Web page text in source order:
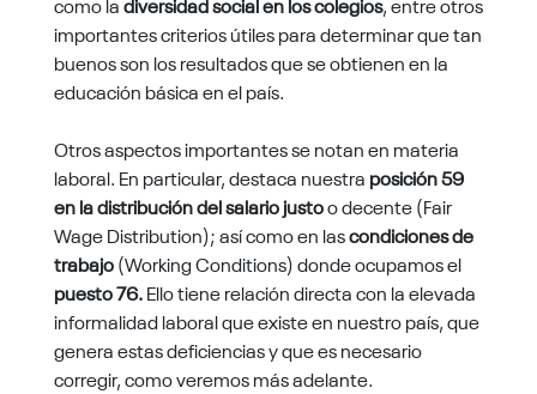
importantes criterios útiles para determinar que tan
buenos son los resultados que se obtienen en la
educación básica en el país.
Otros aspectos importantes se notan en materia
laboral. En particular, destaca nuestra posición 59
en la distribución del salario justoo decente (Fair
Wage Distribution); así como en lascondiciones de
trabajo(Working Conditions) donde ocupamos el
puesto 76.Ello tiene relación directa con la elevada
informalidad laboral que existe en nuestro país, que
genera estas deficiencias y que es necesario
corregir, como veremos más adelante.